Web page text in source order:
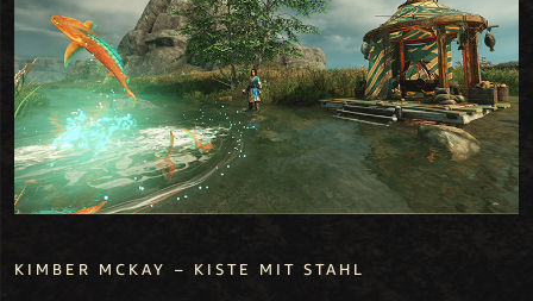
KIMBER MCKAY – KISTE MIT STAHL